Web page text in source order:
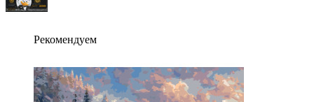
Рекомендуем